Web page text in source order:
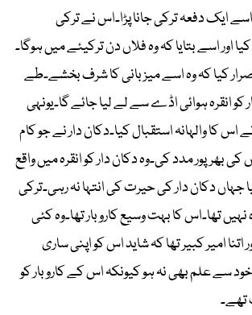
اسے ایک دفعہ ترکی جانا پڑا۔اس نے ترکی
اور اسے بتایا کہ وہ فلاں دن ترکیئے میں ہوگا۔
کیا کہ وہ اسے میزبانی کا شرف بخشے۔طے
کو انقرہ ہوائی اڈے سے لے لیا جائے گا۔یونہی
کا والہانہ استقبال کیا۔دکان دار نے جو کام
بھرپور مدد کی۔وہ دکان دار کو انقرہ میں واقع
جہاں دکان دار کی حیرت کی انتہا نہ رہی۔ترکی
نہیں تھا۔اس کا بہت وسیع کاروبار تھا۔وہ کئی
امیر کبیر تھا کہ شاید اس کو اپنی ساری
خود سے علم بھی نہ ہو کیونکہ اس کے کاروبار کو
تھے۔